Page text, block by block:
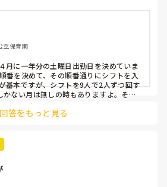
まで、と制限をかける
入ることのできる日を1日だけピッ
曜出勤が難しければ自身で代わりの
らう
取り入れることを考えています。
立保育園
月に一年分の土曜日出勤日を決めていま
番を決めて、その順番通りにシフトを入
基本ですが、シフトを9人で2人ずつ回す
かない月は無しの時もありますよ。その
てます。
回答をもっと見る